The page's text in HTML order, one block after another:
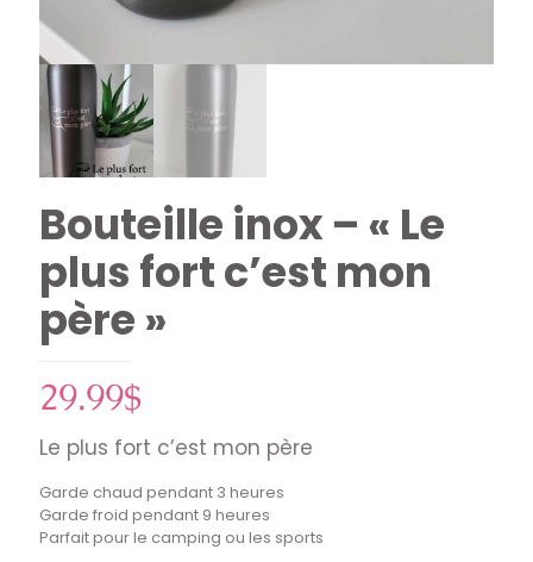
Bouteille inox – « Le
plus fort c’est mon
père »
29.99$
Le plus fort c’est mon père
Garde chaud pendant 3 heures
Garde froid pendant 9 heures
Parfait pour le camping ou les sports